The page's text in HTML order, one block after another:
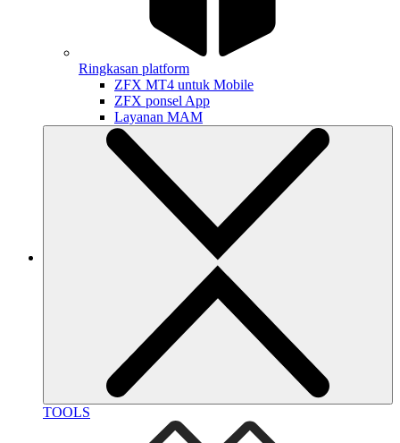
Ringkasan platform
ZFX MT4 untuk Mobile
ZFX ponsel App
Layanan MAM
TOOLS